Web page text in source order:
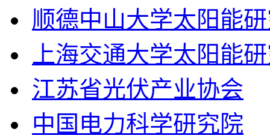
顺德中山大学太阳能
上海交通大学太阳能
江苏省光伏产业协会
中国电力科学研究院